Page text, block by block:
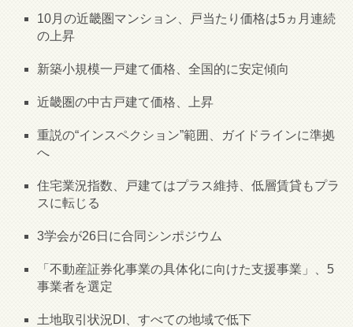
10月の近畿圏マンション、戸当たり価格は5ヵ月連続
の上昇
新築小規模一戸建て価格、全国的に安定傾向
近畿圏の中古戸建て価格、上昇
重説の“インスペクション”範囲、ガイドラインに準拠
へ
住宅業況指数、戸建てはプラス維持、低層賃貸もプラ
スに転じる
3学会が26日に合同シンポジウム
「不動産証券化事業の具体化に向けた支援事業」、5
事業者を選定
土地取引状況DI、すべての地域で低下